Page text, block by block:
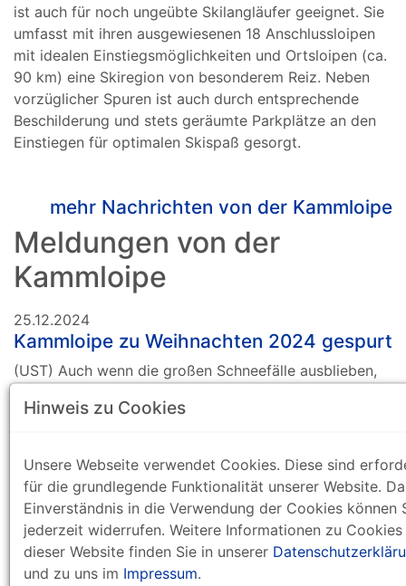
ist auch für noch ungeübte Skilangläufer geeignet. Sie
umfasst mit ihren ausgewiesenen 18 Anschlussloipen
mit idealen Einstiegsmöglichkeiten und Ortsloipen (ca.
90 km) eine Skiregion von besonderem Reiz. Neben
vorzüglicher Spuren ist auch durch entsprechende
Beschilderung und stets geräumte Parkplätze an den
Einstiegen für optimalen Skispaß gesorgt.
mehr Nachrichten von der Kammloipe
Meldungen von der
Kammloipe
25.12.2024
Kammloipe zu Weihnachten 2024 gespurt
(UST) Auch wenn die großen Schneefälle ausblieben,
um die Kammloipe und einige Zubringer zu
großen Rammelsberg wurde durchgängig gewalzt. Die
Strecken sind in einem guten Zustand. Auch um die
Talsperre Carlsfeld wurde gewalzt. Allerdings konnte
nicht durchgehend gespurt werden, weil teilweise die
Schneeauflage zu gering ist. Dennoch geht das
Skilanglaufen gut. Wir wünschen allen Skifreunden eine
Hinweis zu Cookies
Unsere Webseite verwendet Cookies. Diese sind
für die grundlegende Funktionalität unserer Website.
Einverständnis in die Verwendung der Cookies können
jederzeit widerrufen. Weitere Informationen zu
dieser Website finden Sie in unserer
und zu uns im Impressum.